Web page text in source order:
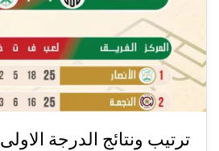
ترتيب ونتائج الدرجة الاولى